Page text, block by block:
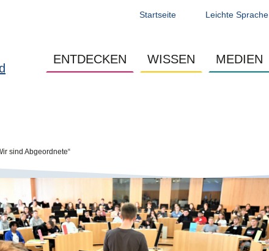
Startseite Leichte Sprache
Main navigation - Jugendseite
ENTDECKEN WISSEN MEDIEN
sind Abgeordnete“